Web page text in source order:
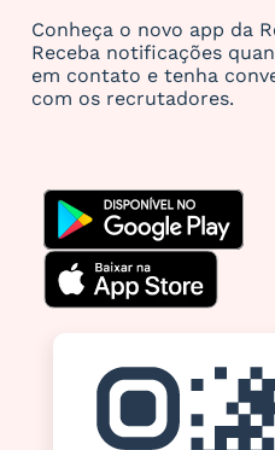
Conheça o novo app da
Receba notificações
em contato e tenha
com os recrutadores.